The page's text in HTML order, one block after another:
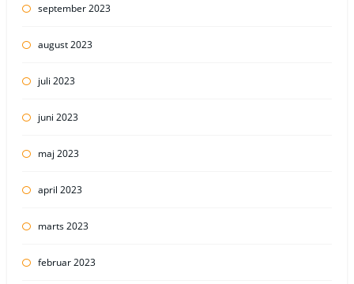
september 2023
august 2023
juli 2023
juni 2023
maj 2023
april 2023
marts 2023
februar 2023